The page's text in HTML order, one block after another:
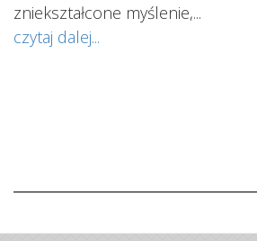
zniekształcone myślenie,...
czytaj dalej...